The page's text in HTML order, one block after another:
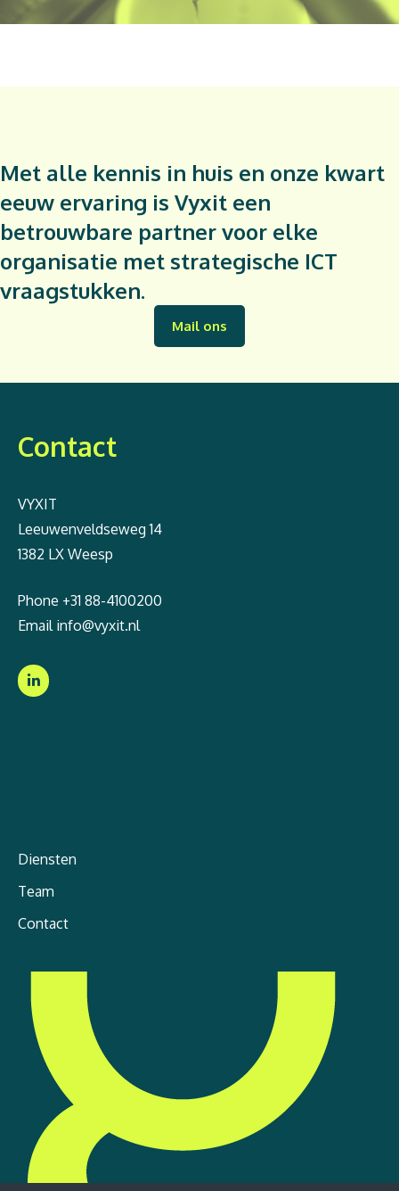
Met alle kennis in huis en onze kwart
eeuw ervaring is Vyxit een
betrouwbare partner voor elke
organisatie met strategische ICT
vraagstukken.
Mail ons
Contact
VYXIT
Leeuwenveldseweg 14
1382 LX Weesp
Phone +31 88-4100200
Email info@vyxit.nl
Diensten
Team
Contact